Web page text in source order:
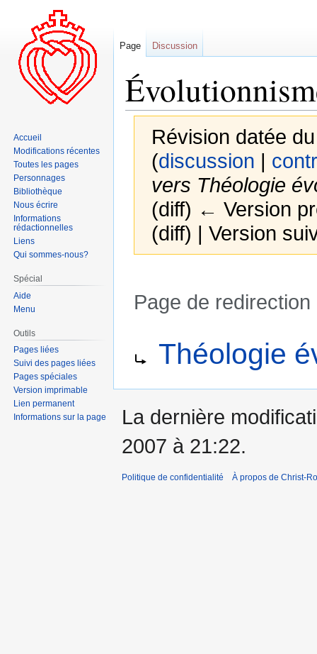
Révision datée
(discussion |
vers Théologie
(diff) ← Version
(diff) | Version
Page de redirection
Théologie
Page Discussion
Accueil
Modifications récentes
Toutes les pages
Personnages
Bibliothèque
Nous écrire
Informations
rédactionnelles
Liens
Qui sommes-nous?
Spécial
Aide
Menu
Outils
Pages liées
Suivi des pages liées
Pages spéciales
Version imprimable
Lien permanent
Informations sur la page
La dernière
2007 à 21:22.
Politique de confidentialité À propos de Christ-